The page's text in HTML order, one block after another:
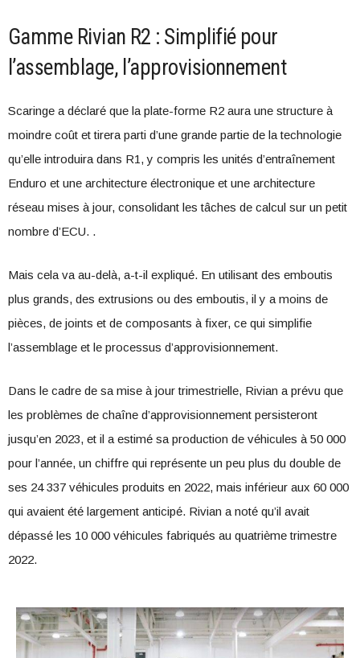
Gamme Rivian R2 : Simplifié pour
l’assemblage, l’approvisionnement
Scaringe a déclaré que la plate-forme R2 aura une structure à
moindre coût et tirera parti d’une grande partie de la technologie
qu’elle introduira dans R1, y compris les unités d’entraînement
Enduro et une architecture électronique et une architecture
réseau mises à jour, consolidant les tâches de calcul sur un petit
nombre d’ECU. .
Mais cela va au-delà, a-t-il expliqué. En utilisant des emboutis
plus grands, des extrusions ou des emboutis, il y a moins de
pièces, de joints et de composants à fixer, ce qui simplifie
l’assemblage et le processus d’approvisionnement.
Dans le cadre de sa mise à jour trimestrielle, Rivian a prévu que
les problèmes de chaîne d’approvisionnement persisteront
jusqu’en 2023, et il a estimé sa production de véhicules à 50 000
pour l’année, un chiffre qui représente un peu plus du double de
ses 24 337 véhicules produits en 2022, mais inférieur aux 60 000
qui avaient été largement anticipé. Rivian a noté qu’il avait
dépassé les 10 000 véhicules fabriqués au quatrième trimestre
2022.